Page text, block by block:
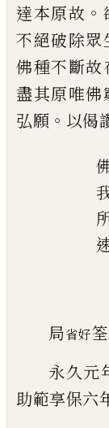
達本原故 。
不絕破除眾
佛種不斷故
盡其原唯佛
弘願 。 以偈
局省好筌
永久元
助範享保六